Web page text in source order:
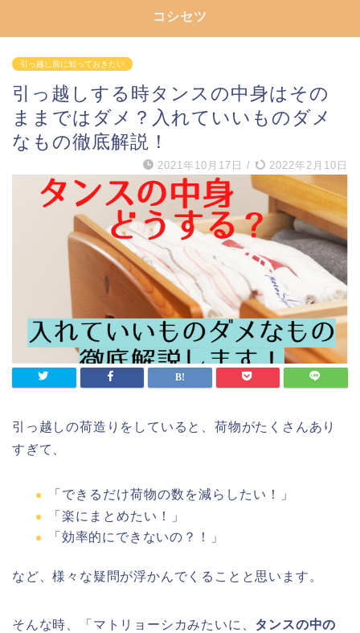
コシセツ
引っ越し前に知っておきたい
引っ越しする時タンスの中身はその
ままではダメ？入れていいものダメ
なもの徹底解説！
2021年10月17日 / 2022年2月10日
引っ越しの荷造りをしていると、荷物がたくさんあり
すぎて、
「できるだけ荷物の数を減らしたい！」
「楽にまとめたい！」
「効率的にできないの？！」
など、様々な疑問が浮かんでくることと思います。
そんな時、「マトリョーシカみたいに、 タンスの中の